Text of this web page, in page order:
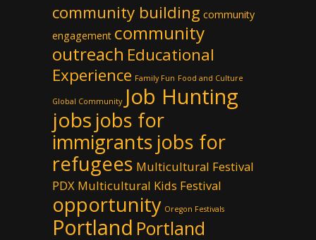
community building community
engagement community
outreach Educational
Experience Family Fun Food and Culture
Global Community Job Hunting
jobs jobs for
immigrants jobs for
refugees Multicultural Festival
PDX Multicultural Kids Festival
opportunity Oregon Festivals
Portland Portland